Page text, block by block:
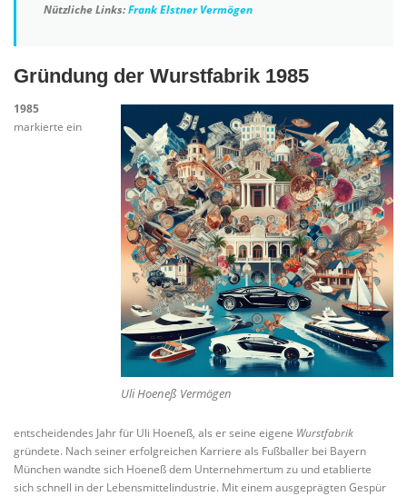
Nützliche Links:Frank Elstner Vermögen
Gründung der Wurstfabrik 1985
Uli Hoeneß Vermögen
1985
markierte ein
entscheidendes Jahr für Uli Hoeneß, als er seine eigene Wurstfabrik
gründete. Nach seiner erfolgreichen Karriere als Fußballer bei Bayern
München wandte sich Hoeneß dem Unternehmertum zu und etablierte
sich schnell in der Lebensmittelindustrie. Mit einem ausgeprägten Gespür